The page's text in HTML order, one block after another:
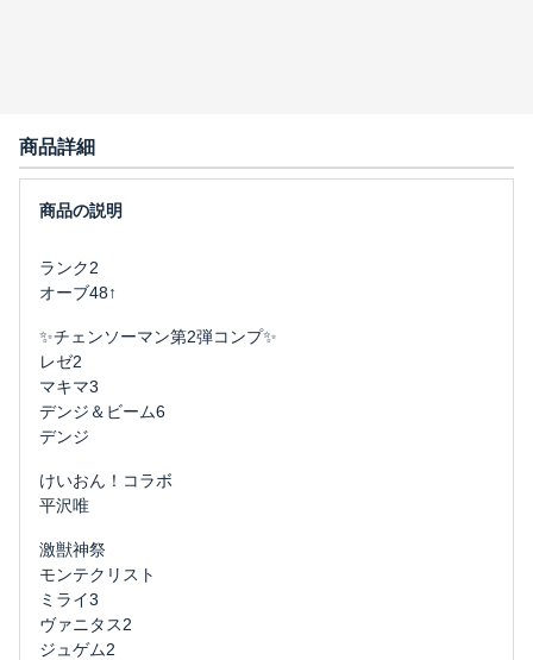
商品詳細
ランク2
オーブ48↑
✨チェンソーマン第2弾コンプ✨
レゼ2
マキマ3
デンジ＆ビーム6
デンジ
けいおん！コラボ
平沢唯
激獣神祭
モンテクリスト
ミライ3
ヴァニタス2
ジュゲム2